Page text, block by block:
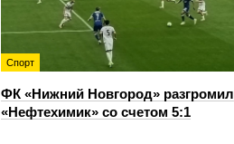
Спорт
ФК «Нижний Новгород» разгромил
«Нефтехимик» со счетом 5:1